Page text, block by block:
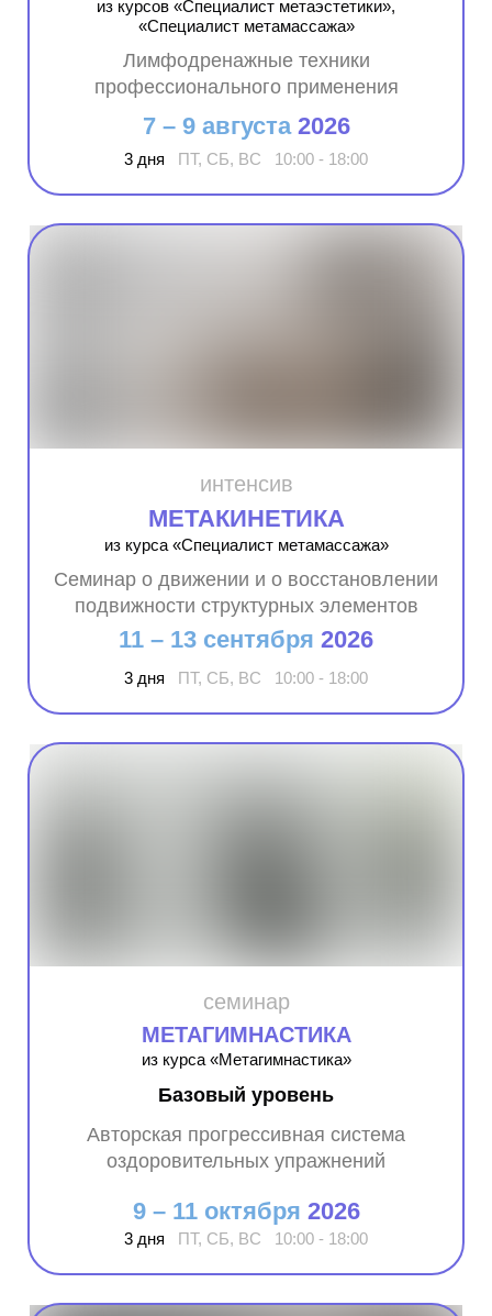
из курсов «Специалист метаэстетики»,
«Специалист метамассажа»
Лимфодренажные техники
профессионального применения
7 – 9 августа 2026
3 дня ПТ, СБ, ВС 10:00 - 18:00
интенсив
МЕТАКИНЕТИКА
из курса «Специалист метамассажа»
Семинар о движении и о восстановлении
подвижности структурных элементов
11 – 13 сентября 2026
3 дня ПТ, СБ, ВС 10:00 - 18:00
семинар
МЕТАГИМНАСТИКА
из курса «Метагимнастика»
Базовый уровень
Авторская прогрессивная система
оздоровительных упражнений
9 – 11 октября 2026
3 дня ПТ, СБ, ВС 10:00 - 18:00